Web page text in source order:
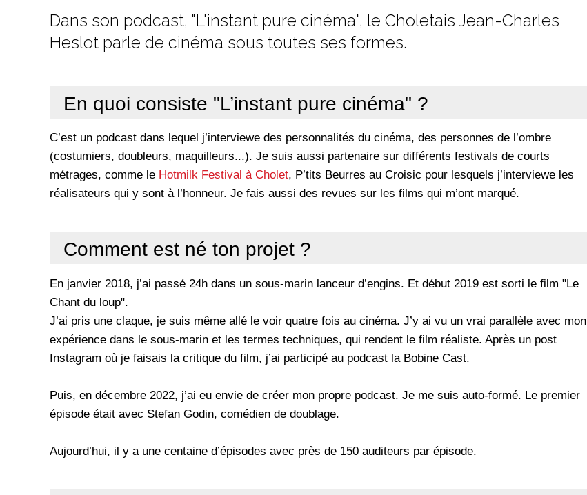
Dans son podcast, "L'instant pure cinéma", le Choletais Jean-Charles
Heslot parle de cinéma sous toutes ses formes.
En quoi consiste "L’instant pure cinéma" ?
C’est un podcast dans lequel j’interviewe des personnalités du cinéma, des personnes de l’ombre
(costumiers, doubleurs, maquilleurs...). Je suis aussi partenaire sur différents festivals de courts
métrages, comme le Hotmilk Festival à Cholet, P’tits Beurres au Croisic pour lesquels j’interviewe les
réalisateurs qui y sont à l’honneur. Je fais aussi des revues sur les films qui m’ont marqué.
Comment est né ton projet ?
En janvier 2018, j’ai passé 24h dans un sous-marin lanceur d’engins. Et début 2019 est sorti le film "Le
Chant du loup".
J’ai pris une claque, je suis même allé le voir quatre fois au cinéma. J’y ai vu un vrai parallèle avec mon
expérience dans le sous-marin et les termes techniques, qui rendent le film réaliste. Après un post
Instagram où je faisais la critique du film, j’ai participé au podcast la Bobine Cast.
Puis, en décembre 2022, j’ai eu envie de créer mon propre podcast. Je me suis auto-formé. Le premier
épisode était avec Stefan Godin, comédien de doublage.
Aujourd’hui, il y a une centaine d’épisodes avec près de 150 auditeurs par épisode.